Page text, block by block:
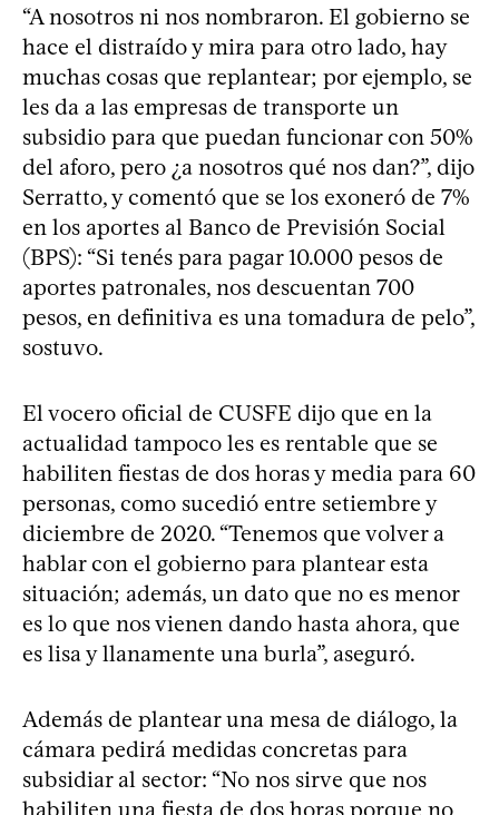
“A nosotros ni nos nombraron. El gobierno se
hace el distraído y mira para otro lado, hay
muchas cosas que replantear; por ejemplo, se
les da a las empresas de transporte un
subsidio para que puedan funcionar con 50%
del aforo, pero ¿a nosotros qué nos dan?”, dijo
Serratto, y comentó que se los exoneró de 7%
en los aportes al Banco de Previsión Social
(BPS): “Si tenés para pagar 10.000 pesos de
aportes patronales, nos descuentan 700
pesos, en definitiva es una tomadura de pelo”,
sostuvo.
El vocero oficial de CUSFE dijo que en la
actualidad tampoco les es rentable que se
habiliten fiestas de dos horas y media para 60
personas, como sucedió entre setiembre y
diciembre de 2020. “Tenemos que volver a
hablar con el gobierno para plantear esta
situación; además, un dato que no es menor
es lo que nos vienen dando hasta ahora, que
es lisa y llanamente una burla”, aseguró.
Además de plantear una mesa de diálogo, la
cámara pedirá medidas concretas para
subsidiar al sector: “No nos sirve que nos
habiliten una fiesta de dos horas porque no